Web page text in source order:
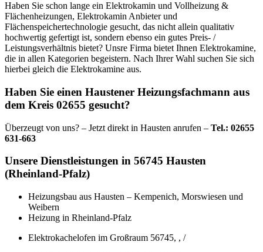
Haben Sie schon lange ein Elektrokamin und Vollheizung &
Flächenheizungen, Elektrokamin Anbieter und
Flächenspeichertechnologie gesucht, das nicht allein qualitativ
hochwertig gefertigt ist, sondern ebenso ein gutes Preis- /
Leistungsverhältnis bietet? Unsre Firma bietet Ihnen Elektrokamine,
die in allen Kategorien begeistern. Nach Ihrer Wahl suchen Sie sich
hierbei gleich die Elektrokamine aus.
Haben Sie einen Haustener Heizungsfachmann aus
dem Kreis 02655 gesucht?
Überzeugt von uns? – Jetzt direkt in Hausten anrufen – Tel.: 02655
631-663
Unsere Dienstleistungen in 56745 Hausten
(Rheinland-Pfalz)
Heizungsbau aus Hausten – Kempenich, Morswiesen und
Weibern
Heizung in Rheinland-Pfalz
Elektrokachelofen im Großraum 56745, , /